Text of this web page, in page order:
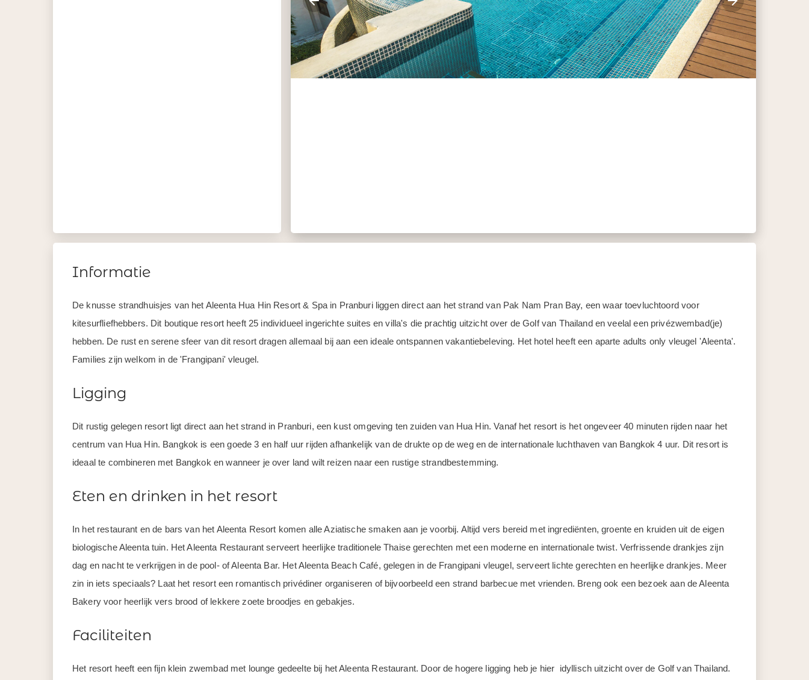
Informatie
De knusse strandhuisjes van het Aleenta Hua Hin Resort & Spa in Pranburi liggen direct aan het strand van Pak Nam Pran Bay, een waar toevluchtoord voor
kitesurfliefhebbers. Dit boutique resort heeft 25 individueel ingerichte suites en villa's die prachtig uitzicht over de Golf van Thailand en veelal een privézwembad(je)
hebben. De rust en serene sfeer van dit resort dragen allemaal bij aan een ideale ontspannen vakantiebeleving. Het hotel heeft een aparte adults only vleugel 'Aleenta'.
Families zijn welkom in de 'Frangipani' vleugel.
Ligging
Dit rustig gelegen resort ligt direct aan het strand in Pranburi, een kust omgeving ten zuiden van Hua Hin. Vanaf het resort is het ongeveer 40 minuten rijden naar het
centrum van Hua Hin. Bangkok is een goede 3 en half uur rijden afhankelijk van de drukte op de weg en de internationale luchthaven van Bangkok 4 uur. Dit resort is
ideaal te combineren met Bangkok en wanneer je over land wilt reizen naar een rustige strandbestemming.
Eten en drinken in het resort
In het restaurant en de bars van het Aleenta Resort komen alle Aziatische smaken aan je voorbij. Altijd vers bereid met ingrediënten, groente en kruiden uit de eigen
biologische Aleenta tuin. Het Aleenta Restaurant serveert heerlijke traditionele Thaise gerechten met een moderne en internationale twist. Verfrissende drankjes zijn
dag en nacht te verkrijgen in de pool- of Aleenta Bar. Het Aleenta Beach Café, gelegen in de Frangipani vleugel, serveert lichte gerechten en heerlijke drankjes. Meer
zin in iets speciaals? Laat het resort een romantisch privédiner organiseren of bijvoorbeeld een strand barbecue met vrienden. Breng ook een bezoek aan de Aleenta
Bakery voor heerlijk vers brood of lekkere zoete broodjes en gebakjes.
Faciliteiten
Het resort heeft een fijn klein zwembad met lounge gedeelte bij het Aleenta Restaurant. Door de hogere ligging heb je hier idyllisch uitzicht over de Golf van Thailand.